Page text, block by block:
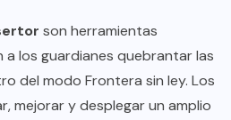
son herramientas
los guardianes quebrantar las
del modo Frontera sin ley. Los
mejorar y desplegar un amplio